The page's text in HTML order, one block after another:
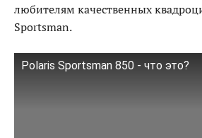
любителям качественных
Sportsman.
Polaris Sportsman 850 - что это?